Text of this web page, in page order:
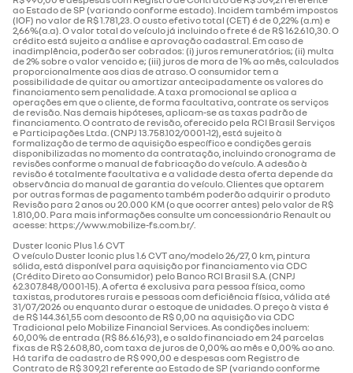
ao Estado de SP (variando conforme estado). Incidem também impostos
(IOF) no valor de R$ 1.781,23. O custo efetivo total (CET) é de 0,22% (a.m) e
2,66%(a.a). O valor total do veículo já incluindo o frete é de R$ 162.610,30. O
crédito está sujeito a análise e aprovação cadastral. Em caso de
inadimplência, poderão ser cobrados: (i) juros remuneratórios; (ii) multa
de 2% sobre o valor vencido e; (iii) juros de mora de 1% ao mês, calculados
proporcionalmente aos dias de atraso. O consumidor tem a
possibilidade de quitar ou amortizar antecipadamente os valores do
financiamento sem penalidade. A taxa promocional se aplica a
operações em que o cliente, de forma facultativa, contrate os serviços
de revisão. Nas demais hipóteses, aplicam-se as taxas padrão de
financiamento. O contrato de revisão, oferecido pela RCI Brasil Serviços
e Participações Ltda. (CNPJ 13.758.102/0001-12), está sujeito à
formalização de termo de aquisição específico e condições gerais
disponibilizadas no momento da contratação, incluindo cronograma de
revisões conforme o manual de fabricação do veículo. A adesão à
revisão é totalmente facultativa e a validade desta oferta depende da
observância do manual de garantia do veículo. Clientes que optarem
por outras formas de pagamento também poderão adquirir o produto
Revisão para 2 anos ou 20.000 KM (o que ocorrer antes) pelo valor de R$
1.810,00. Para mais informações consulte um concessionário Renault ou
acesse: https://www.mobilize-fs.com.br/.
Duster Iconic Plus 1.6 CVT
O veículo Duster Iconic plus 1.6 CVT ano/modelo 26/27, 0 km, pintura
sólida, está disponível para aquisição por financiamento via CDC
(Crédito Direto ao Consumidor) pelo Banco RCI Brasil S.A. (CNPJ
62.307.848/0001-15). A oferta é exclusiva para pessoa física, como
taxistas, produtores rurais e pessoas com deficiência física, válida até
31/07/2026 ou enquanto durar o estoque de unidades. O preço à vista é
de R$ 144.361,55 com desconto de R$ 0,00 na aquisição via CDC
Tradicional pelo Mobilize Financial Services. As condições incluem:
60,00% de entrada (R$ 86.616,93), e o saldo financiado em 24 parcelas
fixas de R$ 2.608,80, com taxa de juros de 0,00% ao mês e 0,00% ao ano.
Há tarifa de cadastro de R$ 990,00 e despesas com Registro de
Contrato de R$ 309,21 referente ao Estado de SP (variando conforme